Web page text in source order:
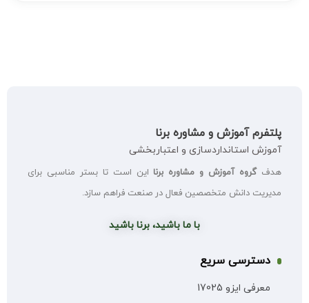
پلتفرم آموزش و مشاوره برنا
آموزش استانداردسازی و اعتباربخشی
هدفگروه آموزش و مشاوره برنا این است تا بستر مناسبی برای
مدیریت دانش متخصصین فعال در صنعت فراهم سازد.
با ما باشید، برنا باشید
دسترسی سریع
معرفی ایزو 17025